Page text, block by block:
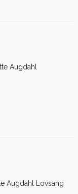
Augdahl
Augdahl Lovsang